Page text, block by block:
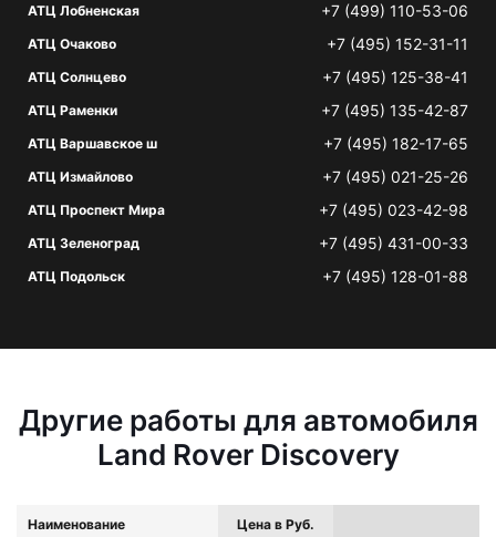
АТЦ Лобненская +7 (499) 110-53-06
АТЦ Очаково +7 (495) 152-31-11
АТЦ Солнцево +7 (495) 125-38-41
АТЦ Раменки +7 (495) 135-42-87
АТЦ Варшавское ш +7 (495) 182-17-65
АТЦ Измайлово +7 (495) 021-25-26
АТЦ Проспект Мира +7 (495) 023-42-98
АТЦ Зеленоград +7 (495) 431-00-33
АТЦ Подольск +7 (495) 128-01-88
Другие работы для автомобиля
Land Rover Discovery
Наименование Цена в Руб.